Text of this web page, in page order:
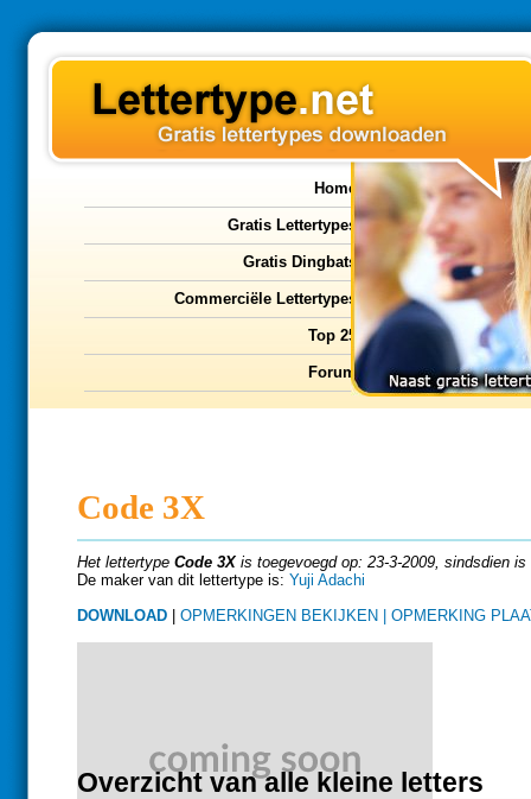
Home
Gratis Lettertypes
Gratis Dingbats
Commerciële Lettertypes
Top 25
Forum
Code 3X
Het lettertype Code 3X is toegevoegd op: 23-3-2009, sindsdien
De maker van dit lettertype is: Yuji Adachi
DOWNLOAD
OPMERKINGEN BEKIJKEN | OPMERKING
Overzicht van alle kleine letters